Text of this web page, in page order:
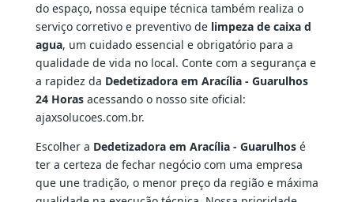
do espaço, nossa equipe técnica também realiza o
serviço corretivo e preventivo de limpeza de caixa d
agua, um cuidado essencial e obrigatório para a
qualidade de vida no local. Conte com a segurança e
a rapidez da Dedetizadora em Aracília - Guarulhos
24 Horasacessando o nosso site oficial:
ajaxsolucoes.com.br.
Escolher a Dedetizadora em Aracília - Guarulhosé
ter a certeza de fechar negócio com uma empresa
que une tradição, o menor preço da região e máxima